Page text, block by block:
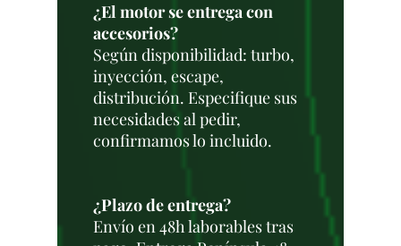
¿El motor se entrega con
accesorios?
Según disponibilidad: turbo,
inyección, escape,
distribución. Especifique sus
necesidades al pedir,
confirmamos lo incluido.
¿Plazo de entrega?
Envío en 48h laborables tras